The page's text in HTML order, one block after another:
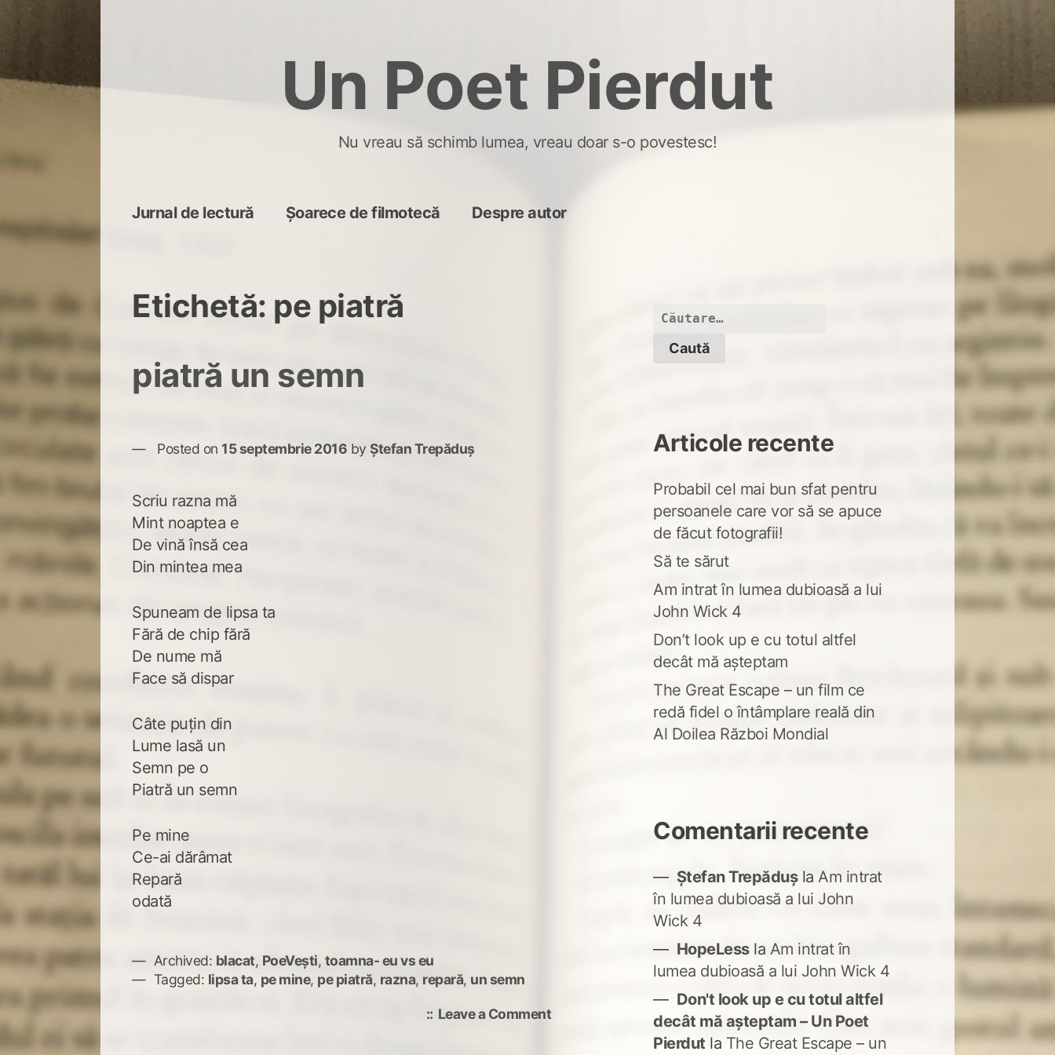
Un Poet Pierdut
Nu vreau să schimb lumea, vreau doar s-o povestesc!
Jurnal de lectură Șoarece de filmotecă Despre autor
Etichetă: pe piatră
piatră un semn
Posted on 15 septembrie 2016 byȘtefan Trepăduș
Scriu razna mă
Mint noaptea e
De vină însă cea
Din mintea mea
Spuneam de lipsa ta
Fără de chip fără
De nume mă
Face să dispar
Câte puțin din
Lume lasă un
Semn pe o
Piatră un semn
Pe mine
Ce-ai dărâmat
Repară
odată
Archived: blacat, PoeVești, toamna- eu vs eu
Tagged: lipsa ta, pe mine, pe piatră, razna, repară, un semn
Leave a Commenton
Caută
Articole recente
Probabil cel mai bun sfat pentru
persoanele care vor să se apuce
de făcut fotografii!
Să te sărut
Am intrat în lumea dubioasă a lui
John Wick 4
Don’t look up e cu totul altfel
decât mă așteptam
The Great Escape – un film ce
redă fidel o întâmplare reală din
Al Doilea Război Mondial
Comentarii recente
Ștefan Trepădușla Am intrat
în lumea dubioasă a lui John
Wick 4
HopeLessla Am intrat în
lumea dubioasă a lui John Wick 4
Don't look up e cu totul altfel
decât mă așteptam – Un Poet
Pierdut la The Great Escape – un